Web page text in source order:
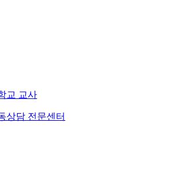
교 교사
상담 전문센터